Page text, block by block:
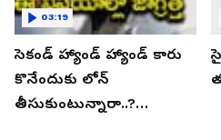
సెకండ్ హ్యాండ్ హ్యాండ్ కారు
కొనేందుకు లోన్
తీసుకుంటున్నారా..?
03:19